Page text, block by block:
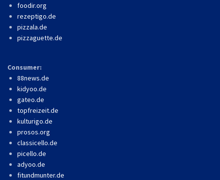
foodir.org
rezeptigo.de
pizzala.de
pizzaguette.de
Consumer:
88news.de
kidyoo.de
gateo.de
topfreizeit.de
kulturigo.de
prosos.org
classicello.de
picello.de
adyoo.de
fitundmunter.de